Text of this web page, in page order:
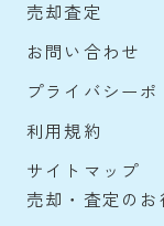
売却査定
お問い合わせ
プライバシーポ
利用規約
サイトマップ
売却・査定のお